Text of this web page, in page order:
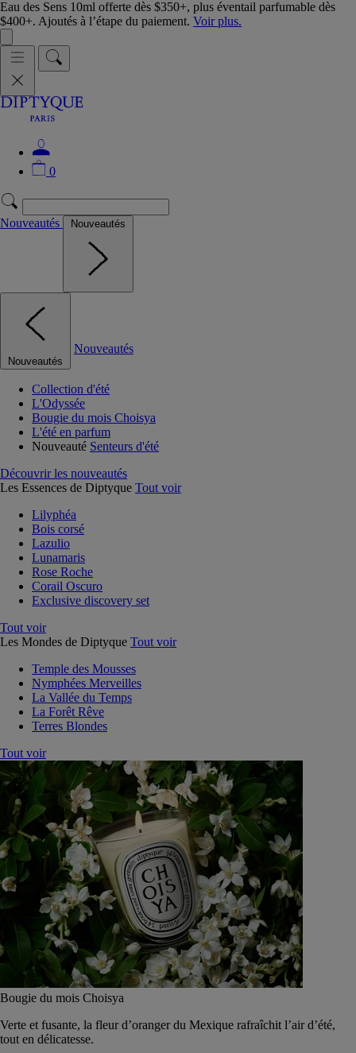
Eau des Sens 10ml offerte dès $350+, plus éventail parfumable dès
$400+. Ajoutés à l’étape du paiement. Voir plus.
0
Nouveautés Nouveautés
Nouveautés
Nouveautés
Collection d'été
L'Odyssée
Bougie du mois Choisya
L'été en parfum
Nouveauté Senteurs d'été
Découvrir les nouveautés
Les Essences de Diptyque Tout voir
Lilyphéa
Bois corsé
Lazulio
Lunamaris
Rose Roche
Corail Oscuro
Exclusive discovery set
Tout voir
Les Mondes de Diptyque Tout voir
Temple des Mousses
Nymphées Merveilles
La Vallée du Temps
La Forêt Rêve
Terres Blondes
Tout voir
Bougie du mois Choisya
Verte et fusante, la fleur d’oranger du Mexique rafraîchit l’air d’été,
tout en délicatesse.